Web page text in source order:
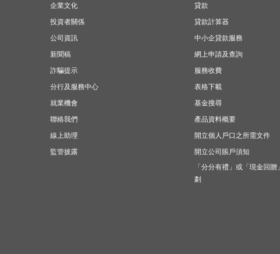
企業文化
投資者關係
公司資訊
新聞稿
詐騙提示
分行及服務中心
就業機會
聯絡我們
線上助理
監管披露
貸款
貸款計算器
中小企貸款服務
網上申請及查詢
服務收費
表格下載
基金搜尋(在
新
窗
開
啟)
產品資料概要
開立個人戶口之所需文件
開立公司賬戶須知
「分分有禮」或「現金回
劃